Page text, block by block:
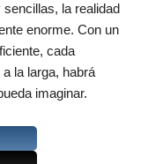
la realidad
enorme. Con un
cada
la larga, habrá
imaginar.